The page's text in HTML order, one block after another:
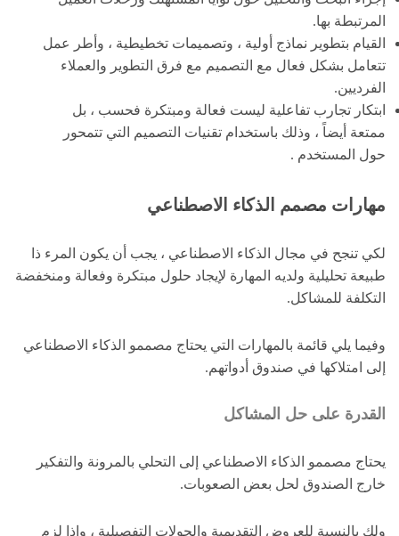
المرتبطة بها.
القيام بتطوير نماذج أولية ، وتصميمات تخطيطية ، وأطر عمل
تتعامل بشكل فعال مع التصميم مع فرق التطوير والعملاء
الفرديين.
ابتكار تجارب تفاعلية ليست فعالة ومبتكرة فحسب ، بل
ممتعة أيضاً ، وذلك باستخدام تقنيات التصميم التي تتمحور
حول المستخدم .
مهارات مصمم الذكاء الاصطناعي
لكي تنجح في مجال الذكاء الاصطناعي ، يجب أن يكون المرء ذا
طبيعة تحليلية ولديه المهارة لإيجاد حلول مبتكرة وفعالة ومنخفضة
التكلفة للمشاكل.
وفيما يلي قائمة بالمهارات التي يحتاج مصممو الذكاء الاصطناعي
إلى امتلاكها في صندوق أدواتهم.
القدرة على حل المشاكل
يحتاج مصممو الذكاء الاصطناعي إلى التحلي بالمرونة والتفكير
خارج الصندوق لحل بعض الصعوبات.
ولك بالنسبة للعروض التقديمية والجولات التفصيلية ، وإذا لزم